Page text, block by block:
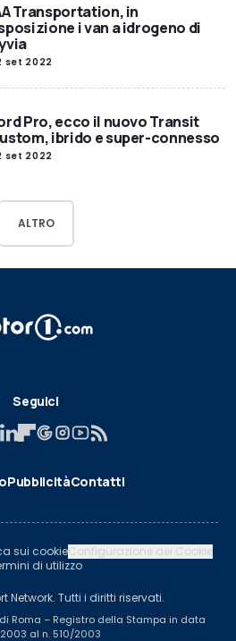
Transportation, in
i van a idrogeno di
set 2022
Pro, ecco il nuovo Transit
ibrido e super-connesso
set 2022
ALTRO
Seguici
PubblicitàContatti
sui cookieConfigurazione dei Cookie
di utilizzo
Network. Tutti i diritti riservati.
Roma – Registro della Stampa in data
al n. 510/2003